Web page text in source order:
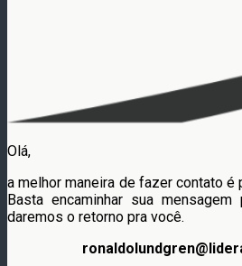
Olá,
a melhor maneira de fazer contato é
Basta encaminhar sua
daremos o retorno pra você.